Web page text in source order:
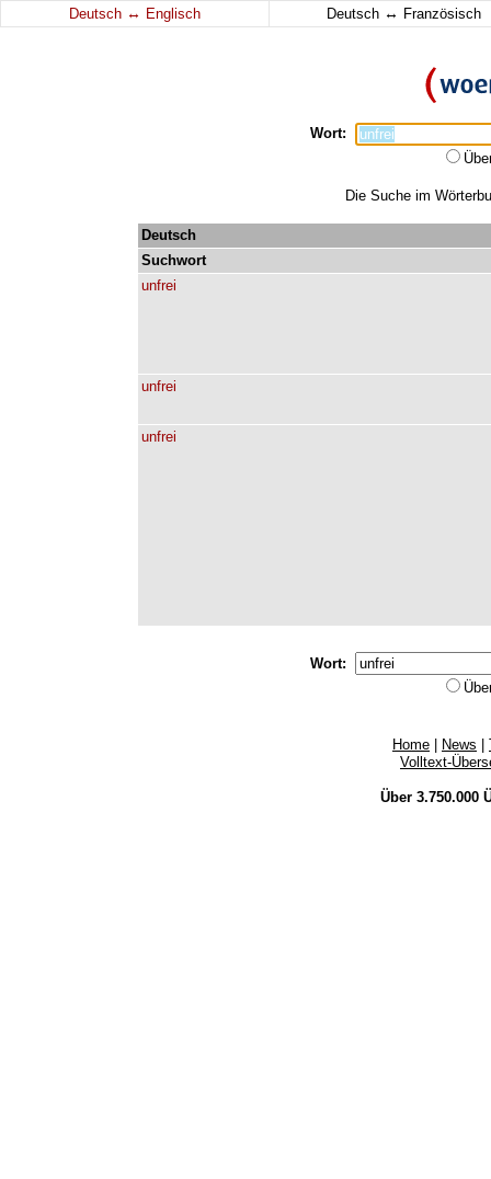
Deutsch ↔ Englisch Deutsch ↔ Französisch
Wort:
Die Suche im
Deutsch
Suchwort
unfrei
unfrei
unfrei
Wort:
Home News
Volltext-
Über 3.750.000